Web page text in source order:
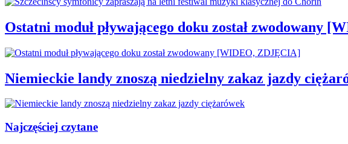
Ostatni moduł pływającego doku został zwodowany
Niemieckie landy znoszą niedzielny zakaz jazdy
Najczęściej czytane